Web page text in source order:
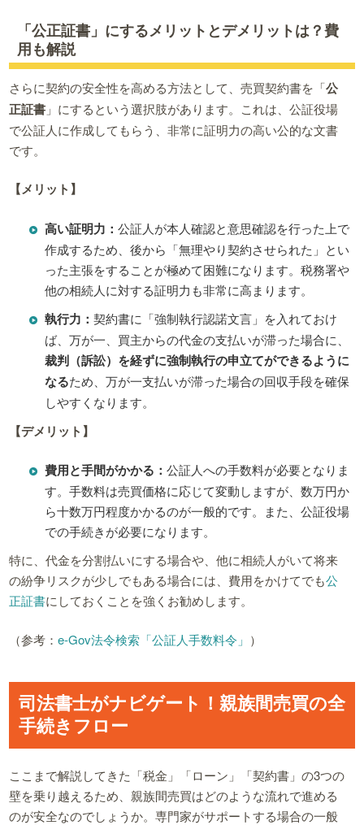
「公正証書」にするメリットとデメリットは？費
用も解説
さらに契約の安全性を高める方法として、売買契約書を「公
正証書 」にするという選択肢があります。これは、公証役場
で公証人に作成してもらう、非常に証明力の高い公的な文書
です。
【メリット】
高い証明力：公証人が本人確認と意思確認を行った上で
作成するため、後から「無理やり契約させられた」とい
った主張をすることが極めて困難になります。税務署や
他の相続人に対する証明力も非常に高まります。
執行力：契約書に「強制執行認諾文言」を入れておけ
ば、万が一、買主からの代金の支払いが滞った場合に、
裁判（訴訟）を経ずに強制執行の申立てができるように
なるため、万が一支払いが滞った場合の回収手段を確保
しやすくなります。
【デメリット】
費用と手間がかかる：公証人への手数料が必要となりま
す。手数料は売買価格に応じて変動しますが、数万円か
ら十数万円程度かかるのが一般的です。また、公証役場
での手続きが必要になります。
特に、代金を分割払いにする場合や、他に相続人がいて将来
の紛争リスクが少しでもある場合には、費用をかけてでも公
正証書にしておくことを強くお勧めします。
（参考：e-Gov法令検索「公証人手数料令」 ）
司法書士がナビゲート！親族間売買の全
手続きフロー
ここまで解説してきた「税金」「ローン」「契約書」の3つの
壁を乗り越えるため、親族間売買はどのような流れで進める
のが安全なのでしょうか。専門家がサポートする場合の一般